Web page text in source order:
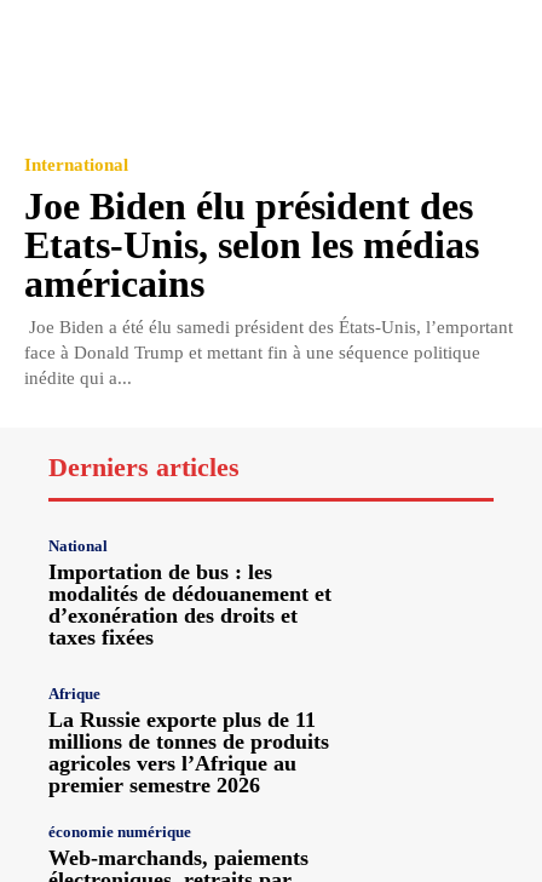
International
Joe Biden élu président des
Etats-Unis, selon les médias
américains
Joe Biden a été élu samedi président des États-Unis, l’emportant
face à Donald Trump et mettant fin à une séquence politique
inédite qui a...
Derniers articles
National
Importation de bus : les
modalités de dédouanement et
d’exonération des droits et
taxes fixées
Afrique
La Russie exporte plus de 11
millions de tonnes de produits
agricoles vers l’Afrique au
premier semestre 2026
économie numérique
Web-marchands, paiements